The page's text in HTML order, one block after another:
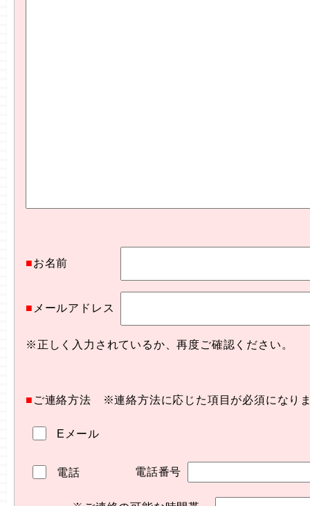
■お名前
■ メールアドレス
※正しく入力されているか、再度ご確認ください。
■ ご連絡方法 ※連絡方法に応じた項目が必須になり
Eメール
電話 電話番号